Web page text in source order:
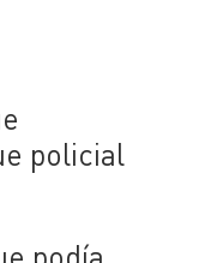
policial